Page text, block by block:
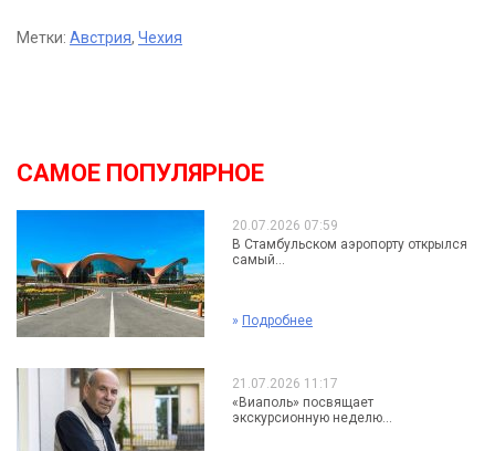
Метки: Австрия, Чехия
САМОЕ ПОПУЛЯРНОЕ
20.07.2026 07:59
В Стамбульском аэропорту открылся
самый...
» Подробнее
21.07.2026 11:17
«Виаполь» посвящает
экскурсионную неделю...